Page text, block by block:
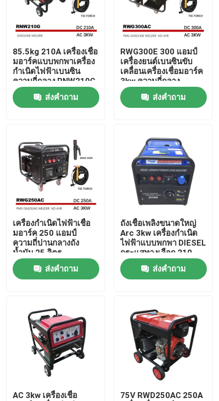
เกี่ยวกับเรา
รายชื่อผู้ติดต่อ
ผลิตภัณฑ์
เครื่องกำเนิดไฟฟ้าเชื่อมน้ำมัน
เครื่องกำเนิดไฟฟ้าเชื่อมดีเซล
เครื่องเชื่อมแบบพกพา
เครื่องเชื่อมติด
เครื่องเชื่อมแบบใช้เครื่องยนต์
85.5kg 210A เครื่องเชื่อ
มอาร์คแบบพกพาเครื่อง
กำเนิดไฟฟ้าเบนซิน
ความถี่กลาง RNW210G
ส่งคำถาม
RWG300E 300 แอมป์
เครื่องยนต์เบนซินขับ
เคลื่อนเครื่องเชื่อมอาร์ค
3kw ความถี่กลาง
ส่งคำถาม
เครื่องกำเนิดไฟฟ้าเชื่อ
มอาร์ค 250 แอมป์
ความถี่ปานกลางถัง
น้ำมัน 25 ลิตร
ส่งคำถาม
ถังเชื้อเพลิงขนาดใหญ่
Arc 3kw เครื่องกำเนิด
ไฟฟ้าแบบพกพา DIESEL
กระแสทางเลือก 210
แอมป์
ส่งคำถาม
AC 3kw เครื่องเชื่อ
75V RWD250AC 250A